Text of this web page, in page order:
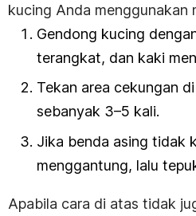
kucing Anda menggunakan
Gendong kucing
terangkat, dan kaki
Tekan area cekungan
sebanyak 3–5 kali.
Jika benda asing tidak
menggantung, lalu
Apabila cara di atas tidak